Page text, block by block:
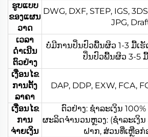
ຮູບແບບ
ຂອງແຜນ
ວາດ
DWG, DXF, STEP, IGS,
JPG,
ເວລາ
ດຳເນີນ
ຕົວຢ່າງ
ບໍ່ມີການປິ່ນປົວພື້ນຜິວ 1-3 ມື້ເ
ປິ່ນປົວພື້ນຜິວ 3-5
ເງື່ອນໄຂ
ການຕັ້ງ
ລາຄາ
DAP, DDP, EXW, FCA,
ເງື່ອນໄຂ
ການ
ຈ່າຍເງິນ
ຕົວຢ່າງ: ຊຳລະເງິນ
ຜະລິດຈຳນວນຫຼວງ: (ຊຳລະເງິນ
ຝາກ, ສ່ວນທີ່ເຫຼືອກ່